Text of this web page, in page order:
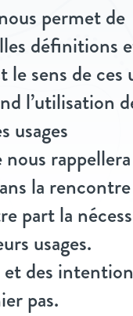
permet de
définitions
sens de ces
l’utilisation
usages
rappellera
la
part la
usages.
des
pas.